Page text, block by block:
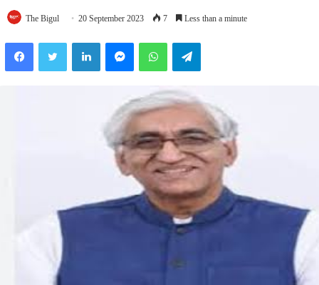
The Bigul 20 September 2023 7 Less than a minute
FacebookTwitter LinkedInMessengerWhatsAppTelegram